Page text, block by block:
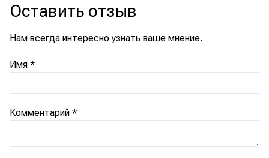
Оставить отзыв
Нам всегда интересно узнать ваше мнение.
Имя *
Комментарий *